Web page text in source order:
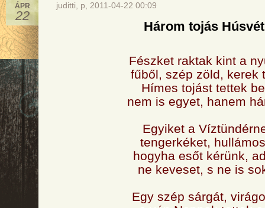
ÁPR
22
juditti, p, 2011-04-22 00:09
Három tojás
Fészket raktak kint a
fűből, szép zöld, kerek
Hímes tojást tettek
nem is egyet, hanem
Egyiket a
tengerkéket,
hogyha esőt kérünk,
ne keveset, s ne is
Egy szép sárgát,